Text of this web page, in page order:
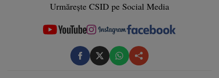
Urmărește CSID pe Social Media